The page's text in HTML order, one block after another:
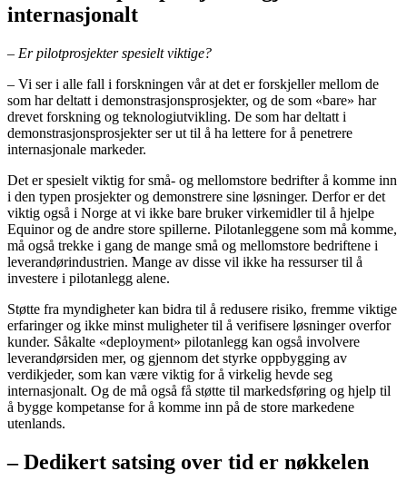
internasjonalt
– Er pilotprosjekter spesielt viktige?
– Vi ser i alle fall i forskningen vår at det er forskjeller mellom de
som har deltatt i demonstrasjonsprosjekter, og de som «bare» har
drevet forskning og teknologiutvikling. De som har deltatt i
demonstrasjonsprosjekter ser ut til å ha lettere for å penetrere
internasjonale markeder.
Det er spesielt viktig for små- og mellomstore bedrifter å komme inn
i den typen prosjekter og demonstrere sine løsninger. Derfor er det
viktig også i Norge at vi ikke bare bruker virkemidler til å hjelpe
Equinor og de andre store spillerne. Pilotanleggene som må komme,
må også trekke i gang de mange små og mellomstore bedriftene i
leverandørindustrien. Mange av disse vil ikke ha ressurser til å
investere i pilotanlegg alene.
Støtte fra myndigheter kan bidra til å redusere risiko, fremme viktige
erfaringer og ikke minst muligheter til å verifisere løsninger overfor
kunder. Såkalte «deployment» pilotanlegg kan også involvere
leverandørsiden mer, og gjennom det styrke oppbygging av
verdikjeder, som kan være viktig for å virkelig hevde seg
internasjonalt. Og de må også få støtte til markedsføring og hjelp til
å bygge kompetanse for å komme inn på de store markedene
utenlands.
– Dedikert satsing over tid er nøkkelen